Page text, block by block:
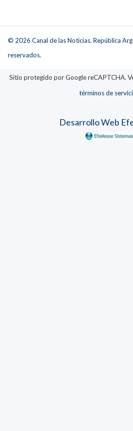
© 2026 Canal de las Noticias. República
reservados.
Sitio protegido por Google reCAPTCHA.
términos de
Desarrollo Web